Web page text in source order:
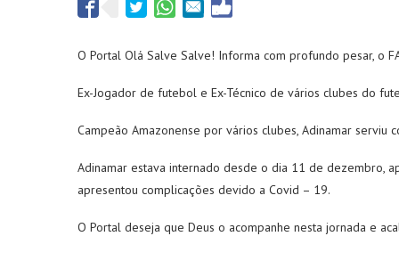
O Portal Olá Salve Salve! Informa com profundo pesar, o
Ex-Jogador de futebol e Ex-Técnico de vários clubes do
Campeão Amazonense por vários clubes, Adinamar serviu
Adinamar estava internado desde o dia 11 de dezembro,
apresentou complicações devido a Covid – 19.
O Portal deseja que Deus o acompanhe nesta jornada e